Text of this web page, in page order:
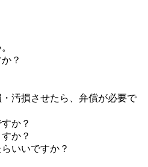
？
汚損させたら、弁償が必要で
か？
か？
いいですか？